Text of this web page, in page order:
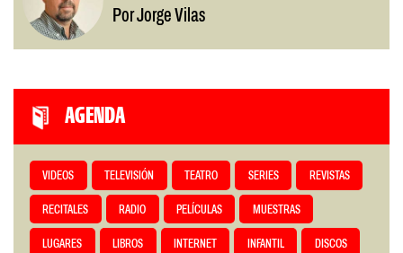
Por Jorge Vilas
AGENDA
VIDEOS TELEVISIÓN TEATRO SERIES REVISTAS
RECITALES RADIO PELÍCULAS MUESTRAS
LUGARES LIBROS INTERNET INFANTIL DISCOS